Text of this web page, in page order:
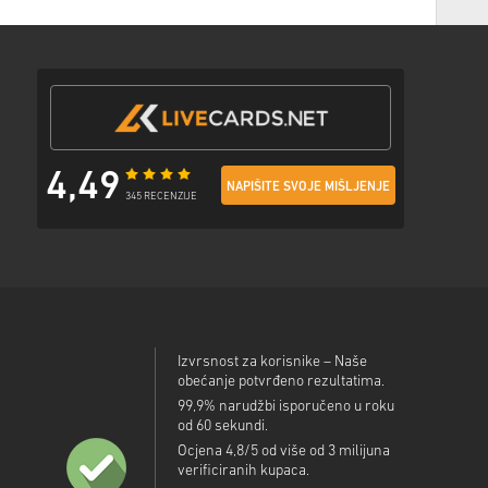
4,49 345 RECENZIJE
NAPIŠITE SVOJE MIŠLJENJE
Izvrsnost za korisnike – Naše
obećanje potvrđeno rezultatima.
99,9% narudžbi isporučeno u roku
od 60 sekundi.
Ocjena 4,8/5 od više od 3 milijuna
verificiranih kupaca.